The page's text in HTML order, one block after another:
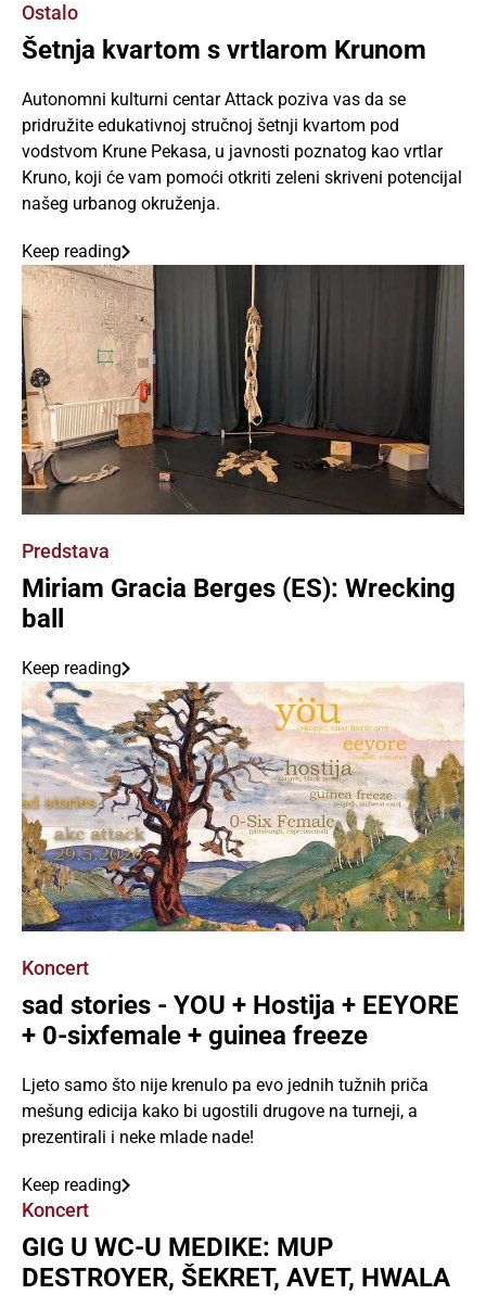
Ostalo
Šetnja kvartom s vrtlarom Krunom
Autonomni kulturni centar Attack poziva vas da se
pridružite edukativnoj stručnoj šetnji kvartom pod
vodstvom Krune Pekasa, u javnosti poznatog kao vrtlar
Kruno, koji će vam pomoći otkriti zeleni skriveni potencijal
našeg urbanog okruženja.
Keep reading
Predstava
Miriam Gracia Berges (ES): Wrecking
ball
Keep reading
Koncert
sad stories - YOU + Hostija + EEYORE
+ 0-sixfemale + guinea freeze
Ljeto samo što nije krenulo pa evo jednih tužnih priča
mešung edicija kako bi ugostili drugove na turneji, a
prezentirali i neke mlade nade!
Keep reading
Koncert
GIG U WC-U MEDIKE: MUP
DESTROYER, ŠEKRET, AVET, HWALA